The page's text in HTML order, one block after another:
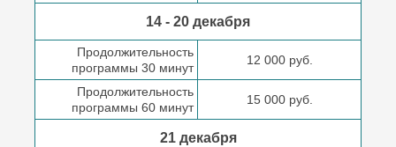
14 - 20 декабря
Продолжительность
программы 30 минут
12 000 руб.
Продолжительность
программы 60 минут
15 000 руб.
21 декабря